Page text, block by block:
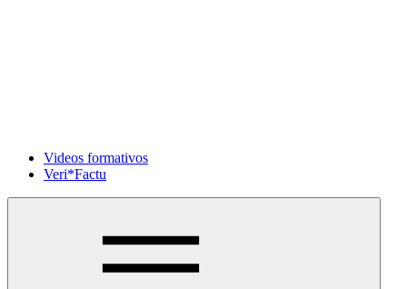
Videos formativos
Veri*Factu